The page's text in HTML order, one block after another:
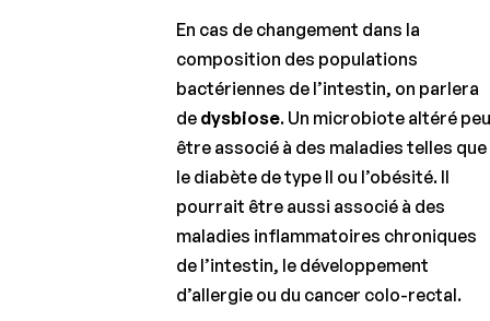
En cas de changement dans la
composition des populations
bactériennes de l’intestin, on parlera
de dysbiose. Un microbiote altéré
être associé à des maladies telles que
le diabète de type II ou l’obésité. Il
pourrait être aussi associé à des
maladies inflammatoires chroniques
de l’intestin, le développement
d’allergie ou du cancer colo-rectal.